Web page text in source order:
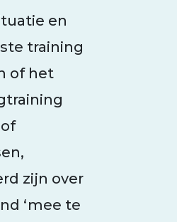
en
training
of het
zijn over
‘mee te